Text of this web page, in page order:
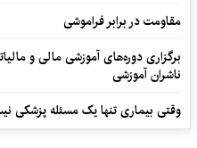
مقاومت در برابر فراموشی
برگزاری دوره‌های آموزشی مالی و
ناشران آموزشی
وقتی بیماری تنها یک مسئله پزشکی